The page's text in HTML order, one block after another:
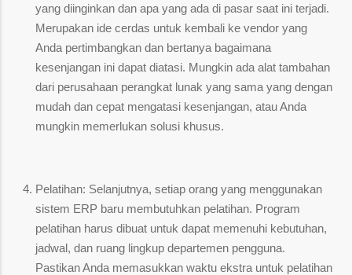
yang diinginkan dan apa yang ada di pasar saat ini terjadi.
Merupakan ide cerdas untuk kembali ke vendor yang
Anda pertimbangkan dan bertanya bagaimana
kesenjangan ini dapat diatasi. Mungkin ada alat tambahan
dari perusahaan perangkat lunak yang sama yang dengan
mudah dan cepat mengatasi kesenjangan, atau Anda
mungkin memerlukan solusi khusus.
Pelatihan: Selanjutnya, setiap orang yang menggunakan
sistem ERP baru membutuhkan pelatihan. Program
pelatihan harus dibuat untuk dapat memenuhi kebutuhan,
jadwal, dan ruang lingkup departemen pengguna.
Pastikan Anda memasukkan waktu ekstra untuk pelatihan